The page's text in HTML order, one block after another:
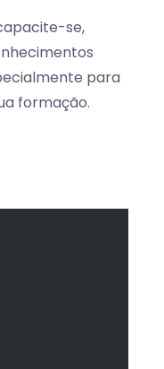
se,
para
formação.